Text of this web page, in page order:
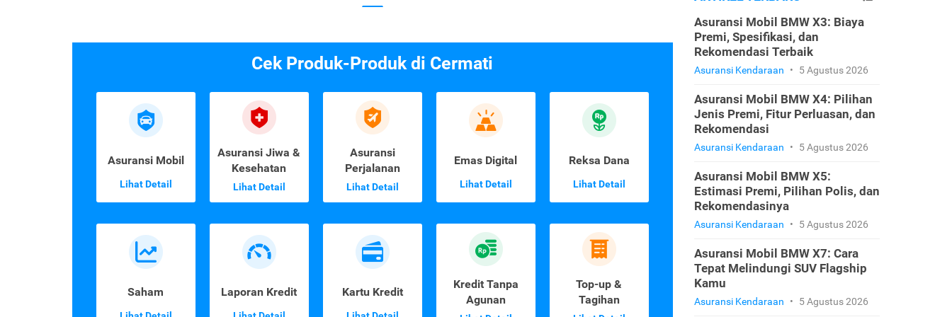
Cek Produk-Produk di Cermati
Asuransi Mobil
Lihat Detail
Asuransi Jiwa &
Kesehatan
Lihat Detail
Asuransi
Perjalanan
Lihat Detail
Emas Digital
Lihat Detail
Reksa Dana
Lihat Detail
Saham Laporan Kredit Kartu Kredit
Kredit Tanpa
Agunan
Top-up &
Tagihan
Asuransi Mobil BMW X3: Biaya
Premi, Spesifikasi, dan
Rekomendasi Terbaik
Asuransi Kendaraan • 5 Agustus 2026
Asuransi Mobil BMW X4: Pilihan
Jenis Premi, Fitur Perluasan, dan
Rekomendasi
Asuransi Kendaraan • 5 Agustus 2026
Asuransi Mobil BMW X5:
Estimasi Premi, Pilihan Polis, dan
Rekomendasinya
Asuransi Kendaraan • 5 Agustus 2026
Asuransi Mobil BMW X7: Cara
Tepat Melindungi SUV Flagship
Kamu
Asuransi Kendaraan • 5 Agustus 2026